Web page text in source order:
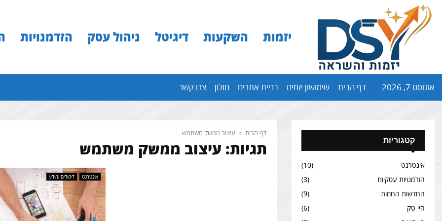
יזמות השקעות דיגיטל ניהול עסק הזדמנויות
אוגוסט 7, 2026 דף הבית שימושון יזמים בניית אתרים חולון צרו קשר
דף הבית עיצוב ממשק משתמש
תגיות: עיצוב ממשק משתמש
אינטרנט לימודים ומידע
קטגוריות
אינטרנט
(10)
הזדמנויות עסקיות
(3)
החדשות החמות
(9)
היי טק
(6)